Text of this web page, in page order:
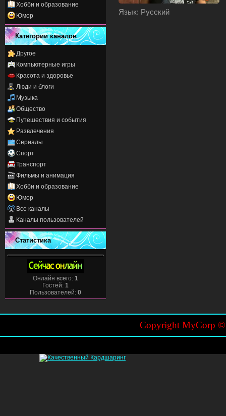
Хобби и образование
Юмор
Категории каналов
Другое
Компьютерные игры
Красота и здоровье
Люди и блоги
Музыка
Общество
Путешествия и события
Развлечения
Сериалы
Спорт
Транспорт
Фильмы и анимация
Хобби и образование
Юмор
Все каналы
Каналы пользователей
Статистика
Онлайн всего: 1
Гостей: 1
Пользователей: 0
Язык: Русский
Copyright MyCorp